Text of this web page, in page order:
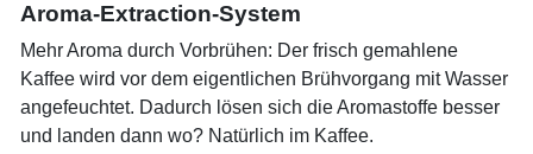
Aroma-Extraction-System
Mehr Aroma durch Vorbrühen: Der frisch gemahlene
Kaffee wird vor dem eigentlichen Brühvorgang mit Wasser
angefeuchtet. Dadurch lösen sich die Aromastoffe besser
und landen dann wo? Natürlich im Kaffee.